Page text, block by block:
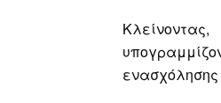
ενασχόλησης